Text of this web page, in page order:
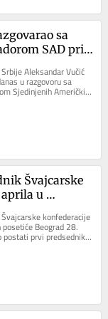
sa
SAD pri
Aleksandar Vučić
u razgovoru sa
Sjedinjenih Američkih
Metjuom Vitakerom
Švajcarske
u
poseti Srbiji
konfederacije
Beograd 28.
postati prvi predsednik
Srbiju od kada je ta...